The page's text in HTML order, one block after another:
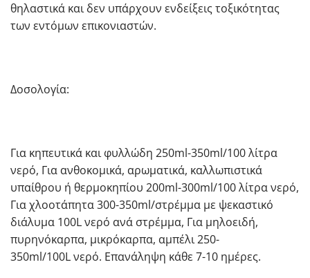
θηλαστικά και δεν υπάρχουν ενδείξεις τοξικότητας
των εντόμων επικονιαστών.
Δοσολογία:
Για κηπευτικά και φυλλώδη 250ml-350ml/100 λίτρα
νερό, Για ανθοκομικά, αρωματικά, καλλωπιστικά
υπαίθρου ή θερμοκηπίου 200ml-300ml/100 λίτρα νερό,
Για χλοοτάπητα 300-350ml/στρέμμα με ψεκαστικό
διάλυμα 100Lνερό ανά στρέμμα, Για μηλοειδή,
πυρηνόκαρπα, μικρόκαρπα, αμπέλι 250-
350ml/100Lνερό. Επανάληψη κάθε 7-10 ημέρες.